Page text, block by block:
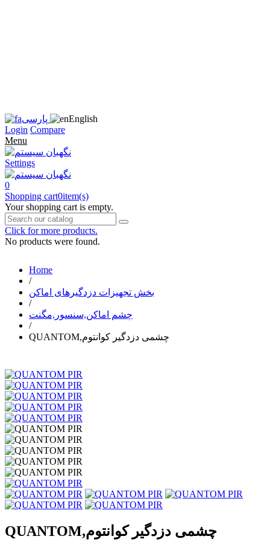
پارسی
English
Login Compare
Menu
Settings
0
Shopping cart0item(s)
Your shopping cart is empty.
Click for more products.
No products were found.
Home
/
بخش تجهیزات دزدگیرهای اماکن
/
چشم اماکن,سنسور,مگنت
/
QUANTOM,چشمی دزدگیر کوانتوم
QUANTOM,چشمی دزدگیر کوانتوم